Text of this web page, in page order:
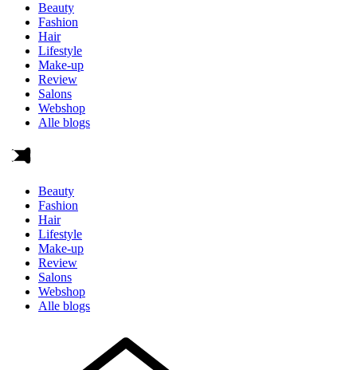
Beauty
Fashion
Hair
Lifestyle
Make-up
Review
Salons
Webshop
Alle blogs
Beauty
Fashion
Hair
Lifestyle
Make-up
Review
Salons
Webshop
Alle blogs